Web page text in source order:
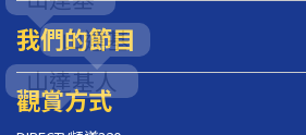
我們的節目
觀賞方式